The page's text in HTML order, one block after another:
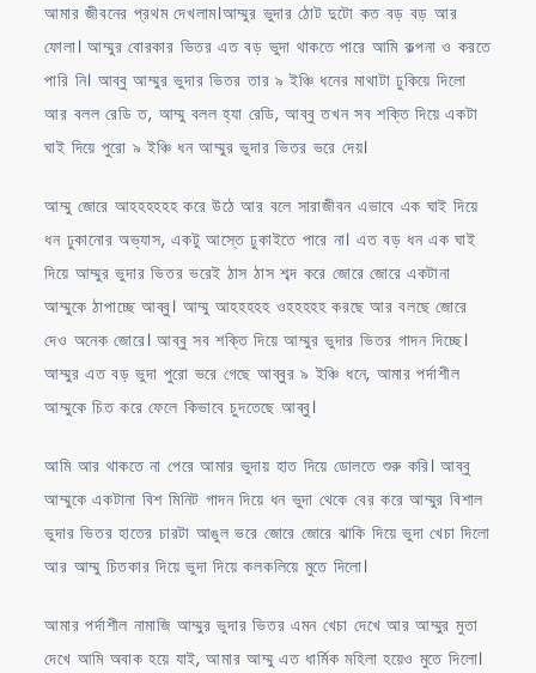
আমার জীবনের প্রথম দেখলাম।আম্মুর ভুদার ঠোট দুটো কত বড় বড় আর
ফোলা। আম্মুর বোরকার ভিতর এত বড় ভুদা থাকতে পারে আমি কল্পনা ও করতে
পারি নি। আব্বু আম্মুর ভুদার ভিতর তার ৯ ইঞ্চি ধনের মাথাটা ঢুকিয়ে দিলো
আর বলল রেডি ত, আম্মু বলল হ্যা রেডি, আব্বু তখন সব শক্তি দিয়ে একটা
ঘাই দিয়ে পুরো ৯ ইঞ্চি ধন আম্মুর ভুদার ভিতর ভরে দেয়।
আম্মু জোরে আহহহহহহ করে উঠে আর বলে সারাজীবন এভাবে এক ঘাই দিয়ে
ধন ঢুকানোর অভ্যাস, একটু আস্তে ঢুকাইতে পারে না। এত বড় ধন এক ঘাই
দিয়ে আম্মুর ভুদার ভিতর ভরেই ঠাস ঠাস শব্দ করে জোরে জোরে একটানা
আম্মুকে ঠাপাচ্ছে আব্বু। আম্মু আহহহহহ ওহহহহহ করছে আর বলছে জোরে
দেও অনেক জোরে। আব্বু সব শক্তি দিয়ে আম্মুর ভুদার ভিতর গাদন দিচ্ছে।
আম্মুর এত বড় ভুদা পুরো ভরে গেছে আব্বুর ৯ ইঞ্চি ধনে, আমার পর্দাশীল
আম্মুকে চিত করে ফেলে কিভাবে চুদতেছে আব্বু।
আমি আর থাকতে না পেরে আমার ভুদায় হাত দিয়ে ডোলতে শুরু করি। আব্বু
আম্মুকে একটানা বিশ মিনিট গাদন দিয়ে ধন ভুদা থেকে বের করে আম্মুর বিশাল
ভুদার ভিতর হাতের চারটা আঙুল ভরে জোরে জোরে ঝাকি দিয়ে ভুদা খেচা দিলো
আর আম্মু চিতকার দিয়ে ভুদা দিয়ে কলকলিয়ে মুতে দিলো।
আমার পর্দাশীল নামাজি আম্মুর ভুদার ভিতর এমন খেচা দেখে আর আম্মুর মুতা
দেখে আমি অবাক হয়ে যাই, আমার আম্মু এত ধার্মিক মহিলা হয়েও মুতে দিলো।